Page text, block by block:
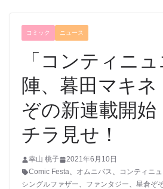
コミック ニュース
「コンティニ
陣、暮田マキ
ぞの新連載開始
チラ見せ！
幸山 桃子
2021年6月10日
Comic Festa、 オムニバス、 コンティニ
シングルファザー、 ファンタジー、 星倉ぞ